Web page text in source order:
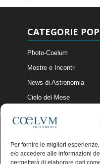
Per fornire le migliori
e/o accedere alle informazioni
permetterà di elaborare dati
CATEGORIE
Photo-Coelum
Mostre e Incontri
News di Astronomia
Cielo del Mese
Articoli e Risorse On-Line
Il Blog della Redazione